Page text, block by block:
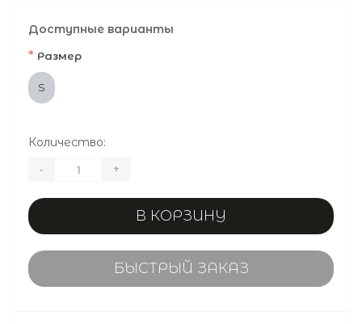
Доступные варианты
* Размер
S
Количество:
- +
В КОРЗИНУ
БЫСТРЫЙ ЗАКАЗ